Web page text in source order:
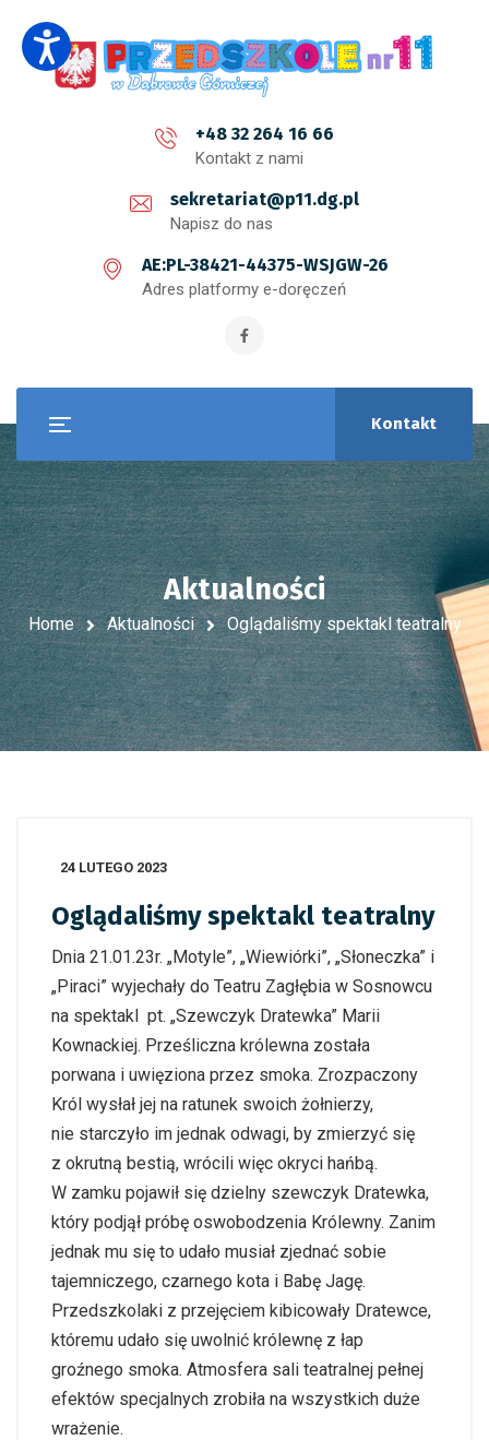
+48 32 264 16 66
Kontakt z nami
sekretariat@p11.dg.pl
Napisz do nas
AE:PL-38421-44375-WSJGW-26
Adres platformy e-doręczeń
Kontakt
Aktualności
Home Aktualności Oglądaliśmy spektakl teatralny
24 LUTEGO 2023
Oglądaliśmy spektakl teatralny
Dnia 21.01.23r. „Motyle”, „Wiewiórki”, „Słoneczka” i
„Piraci” wyjechały do Teatru Zagłębia w Sosnowcu
na spektakl pt. „Szewczyk Dratewka” Marii
Kownackiej. Prześliczna królewna została
porwana i uwięziona przez smoka. Zrozpaczony
Król wysłał jej na ratunek swoich żołnierzy,
nie starczyło im jednak odwagi, by zmierzyć się
z okrutną bestią, wrócili więc okryci hańbą.
W zamku pojawił się dzielny szewczyk Dratewka,
który podjął próbę oswobodzenia Królewny. Zanim
jednak mu się to udało musiał zjednać sobie
tajemniczego, czarnego kota i Babę Jagę.
Przedszkolaki z przejęciem kibicowały Dratewce,
któremu udało się uwolnić królewnę z łap
groźnego smoka. Atmosfera sali teatralnej pełnej
efektów specjalnych zrobiła na wszystkich duże
wrażenie.